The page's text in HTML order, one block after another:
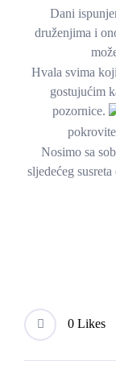
Dani
druženjima i
Hvala svima
gostujućim
pozornice.
Nosimo sa
sljedećeg
0 Likes